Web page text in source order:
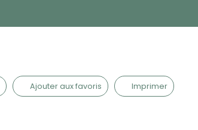
Ajouter aux favoris Imprimer